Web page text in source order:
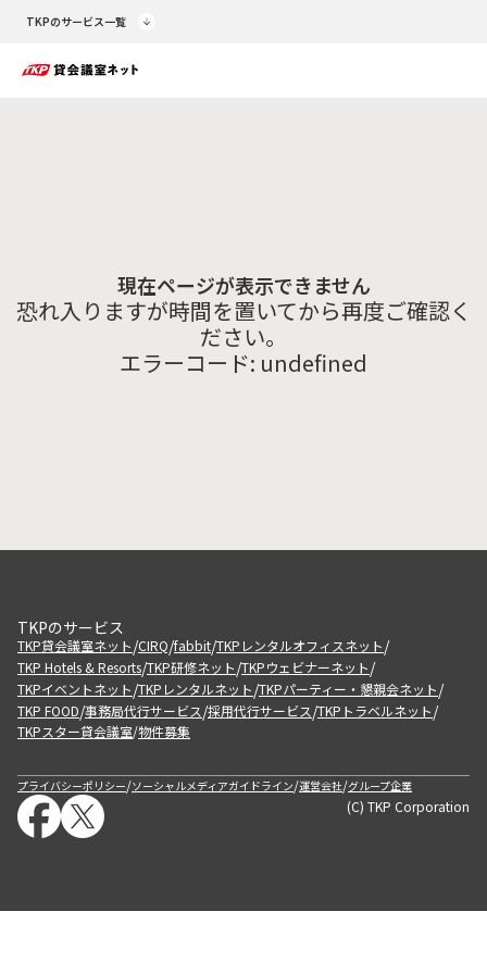
TKPのサービス一覧
現在ページが表示できません
恐れ入りますが時間を置いてから再度ご確認く
ださい。
エラーコード: undefined
TKPのサービス
TKP貸会議室ネット/CIRQ/fabbit/TKPレンタルオフィスネット/
TKP Hotels & Resorts/TKP研修ネット/TKPウェビナーネット/
TKPイベントネット/TKPレンタルネット/TKPパーティー・懇親会ネット/
TKP FOOD/事務局代行サービス/採用代行サービス/TKPトラベルネット/
TKPスター貸会議室/物件募集
プライバシーポリシー/ソーシャルメディアガイドライン/運営会社/グループ企業
(C) TKP Corporation